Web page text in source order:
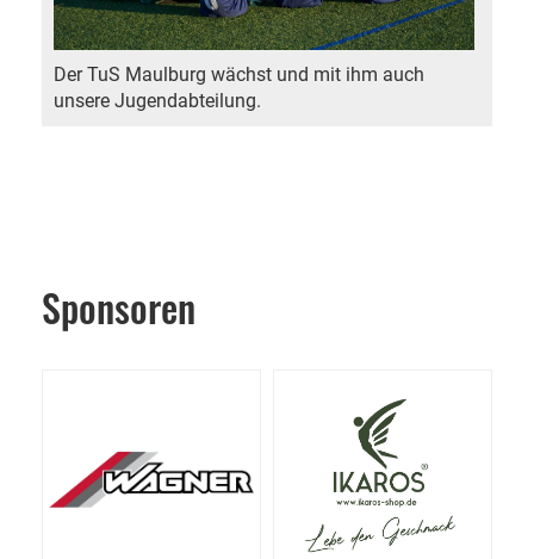
Der TuS Maulburg wächst und mit ihm auch
unsere Jugendabteilung.
Sponsoren